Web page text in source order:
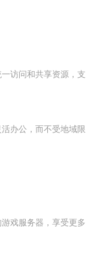
访问和共享资源，支
办公，而不受地域限
戏服务器，享受更多